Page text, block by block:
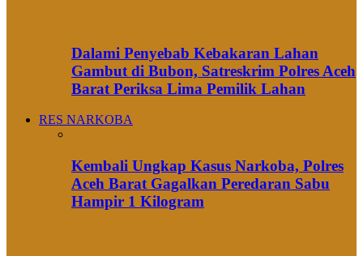
Dalami Penyebab Kebakaran Lahan
Gambut di Bubon, Satreskrim Polres Aceh
Barat Periksa Lima Pemilik Lahan
RES NARKOBA
Kembali Ungkap Kasus Narkoba, Polres
Aceh Barat Gagalkan Peredaran Sabu
Hampir 1 Kilogram